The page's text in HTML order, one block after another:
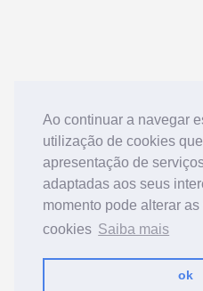
Ao continuar a navegar
utilização de cookies
apresentação de
adaptadas aos seus
momento pode alterar
cookies Saiba mais
ok